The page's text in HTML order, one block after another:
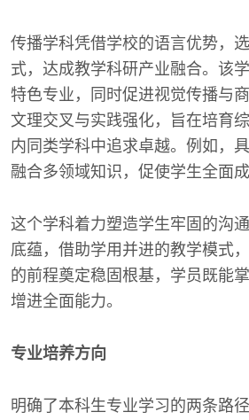
传播学科凭借学校的语言优势，
式，达成教学科研产业融合。该
特色专业，同时促进视觉传播与
文理交叉与实践强化，旨在培育
内同类学科中追求卓越。例如，
融合多领域知识，促使学生全面成
这个学科着力塑造学生牢固的沟
底蕴，借助学用并进的教学模式
的前程奠定稳固根基，学员既能
增进全面能力。
专业培养方向
明确了本科生专业学习的两条路